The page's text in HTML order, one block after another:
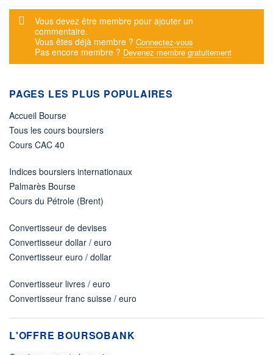
Message d'alerte
Vous devez être membre pour ajouter un
commentaire.
Vous êtes déjà membre ? Connectez-vous
Pas encore membre ? Devenez membre gratuitement
PAGES LES PLUS POPULAIRES
Accueil Bourse
Tous les cours boursiers
Cours CAC 40
Indices boursiers internationaux
Palmarès Bourse
Cours du Pétrole (Brent)
Convertisseur de devises
Convertisseur dollar / euro
Convertisseur euro / dollar
Convertisseur livres / euro
Convertisseur franc suisse / euro
L'OFFRE BOURSOBANK